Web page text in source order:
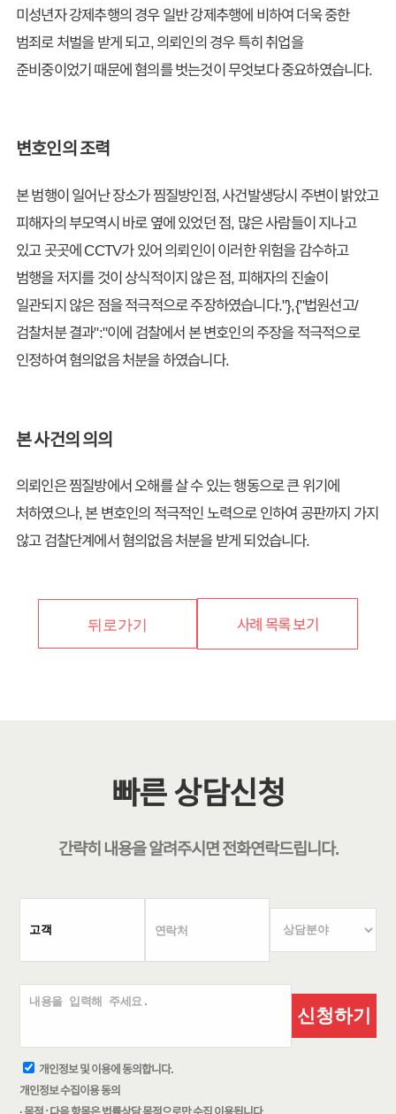
미성년자 강제추행의 경우 일반 강제추행에 비하여 더욱 중한
범죄로 처벌을 받게 되고, 의뢰인의 경우 특히 취업을
준비중이었기 때문에 혐의를 벗는것이 무엇보다 중요하였습니다.
변호인의 조력
본 범행이 일어난 장소가 찜질방인점, 사건발생당시 주변이 밝았고
피해자의 부모역시 바로 옆에 있었던 점, 많은 사람들이 지나고
있고 곳곳에 CCTV가 있어 의뢰인이 이러한 위험을 감수하고
범행을 저지를 것이 상식적이지 않은 점, 피해자의 진술이
일관되지 않은 점을 적극적으로 주장하였습니다."},{"법원선고/
검찰처분 결과":"이에 검찰에서 본 변호인의 주장을 적극적으로
인정하여 혐의없음 처분을 하였습니다.
본 사건의 의의
의뢰인은 찜질방에서 오해를 살 수 있는 행동으로 큰 위기에
처하였으나, 본 변호인의 적극적인 노력으로 인하여 공판까지 가지
않고 검찰단계에서 혐의없음 처분을 받게 되었습니다.
뒤로가기 사례 목록 보기
빠른 상담신청
간략히 내용을 알려주시면전화연락드립니다.
신청하기
개인정보 및 이용에 동의합니다.
개인정보 수집이용 동의